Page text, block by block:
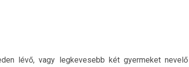
lévő, vagy legkevesebb két gyermeket nevelő